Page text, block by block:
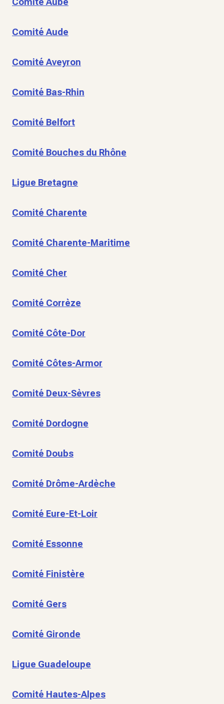
Comité Aude
Comité Aveyron
Comité Bas-Rhin
Comité Belfort
Comité Bouches du Rhône
Ligue Bretagne
Comité Charente
Comité Charente-Maritime
Comité Cher
Comité Corrèze
Comité Côte-Dor
Comité Côtes-Armor
Comité Deux-Sèvres
Comité Dordogne
Comité Doubs
Comité Drôme-Ardèche
Comité Eure-Et-Loir
Comité Essonne
Comité Finistère
Comité Gers
Comité Gironde
Ligue Guadeloupe
Comité Hautes-Alpes